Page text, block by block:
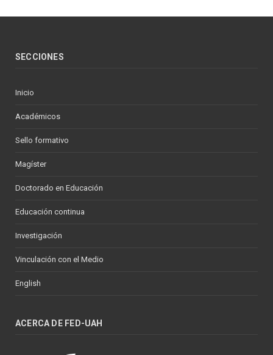
SECCIONES
Inicio
Académicos
Sello formativo
Magíster
Doctorado en Educación
Educación continua
Investigación
Vinculación con el Medio
English
ACERCA DE FED-UAH